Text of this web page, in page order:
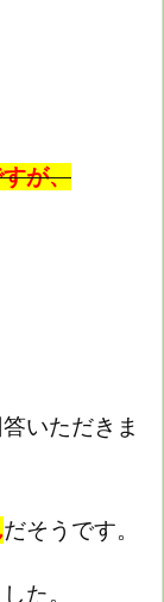
が、
いただきま
だそうです。
た。